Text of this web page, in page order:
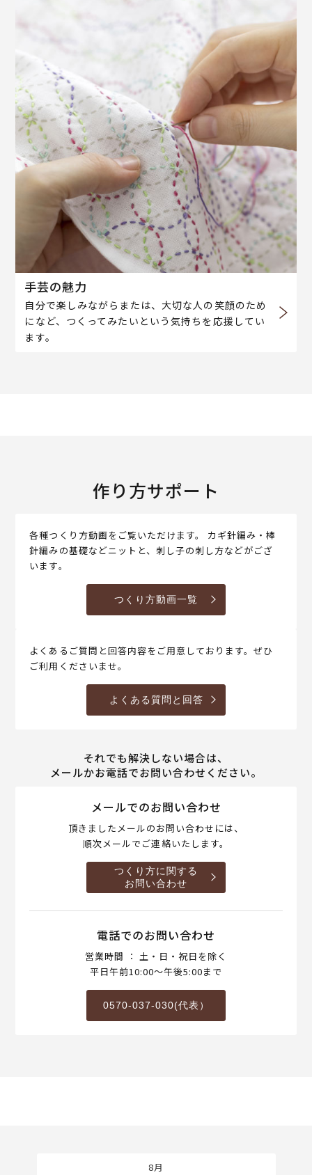
手芸の魅力
自分で楽しみながらまたは、大切な人の笑顔のため
になど、つくってみたいという気持ちを応援してい
ます。
作り方サポート
各種つくり方動画をご覧いただけます。 カギ針編み・棒
針編みの基礎などニットと、刺し子の刺し方などがござ
います。
つくり方動画一覧
よくあるご質問と回答内容をご用意しております。ぜひ
ご利用くださいませ。
よくある質問と回答
それでも解決しない場合は、
メールかお電話でお問い合わせください。
メールでのお問い合わせ
頂きましたメールのお問い合わせには、
順次メールでご連絡いたします。
つくり方に関する
お問い合わせ
電話でのお問い合わせ
営業時間 ： 土・日・祝日を除く
平日午前10:00～午後5:00まで
0570-037-030(代表）
8月